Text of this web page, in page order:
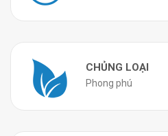
CHỦNG LOẠI
Phong phú